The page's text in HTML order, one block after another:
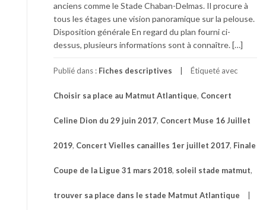
anciens comme le Stade Chaban-Delmas. Il procure à
tous les étages une vision panoramique sur la pelouse.
Disposition générale En regard du plan fourni ci-
dessus, plusieurs informations sont à connaître. […]
Publié dans : Fiches descriptives Étiqueté avec
Choisir sa place au Matmut Atlantique, Concert
Celine Dion du 29 juin 2017, Concert Muse 16 Juillet
2019, Concert Vielles canailles 1er juillet 2017, Finale
Coupe de la Ligue 31 mars 2018, soleil stade matmut,
trouver sa place dans le stade Matmut Atlantique